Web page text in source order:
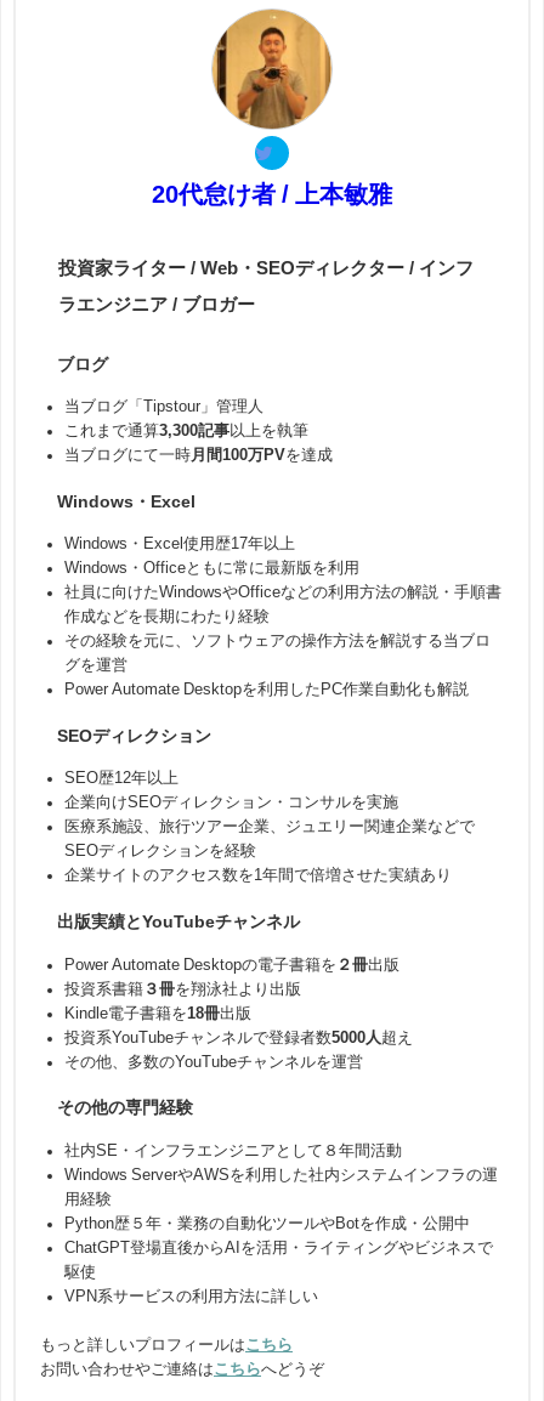
20代怠け者 / 上本敏雅
投資家ライター / Web・SEOディレクター / インフ
ラエンジニア / ブロガー
ブログ
当ブログ「Tipstour」管理人
これまで通算3,300記事以上を執筆
当ブログにて一時月間100万PVを達成
Windows・Excel
Windows・Excel使用歴17年以上
Windows・Officeともに常に最新版を利用
社員に向けたWindowsやOfficeなどの利用方法の解説・手順書
作成などを長期にわたり経験
その経験を元に、ソフトウェアの操作方法を解説する当ブロ
グを運営
Power Automate Desktopを利用したPC作業自動化も解説
SEOディレクション
SEO歴12年以上
企業向けSEOディレクション・コンサルを実施
医療系施設、旅行ツアー企業、ジュエリー関連企業などで
SEOディレクションを経験
企業サイトのアクセス数を1年間で倍増させた実績あり
出版実績とYouTubeチャンネル
Power Automate Desktopの電子書籍を ２冊出版
投資系書籍 ３冊を翔泳社より出版
Kindle電子書籍を18冊出版
投資系YouTubeチャンネルで登録者数5000人 超え
その他、多数のYouTubeチャンネルを運営
その他の専門経験
社内SE・インフラエンジニアとして８年間活動
Windows ServerやAWSを利用した社内システムインフラの運
用経験
Python歴５年・業務の自動化ツールやBotを作成・公開中
ChatGPT登場直後からAIを活用・ライティングやビジネスで
駆使
VPN系サービスの利用方法に詳しい
もっと詳しいプロフィールはこちら
お問い合わせやご連絡はこちらへどうぞ